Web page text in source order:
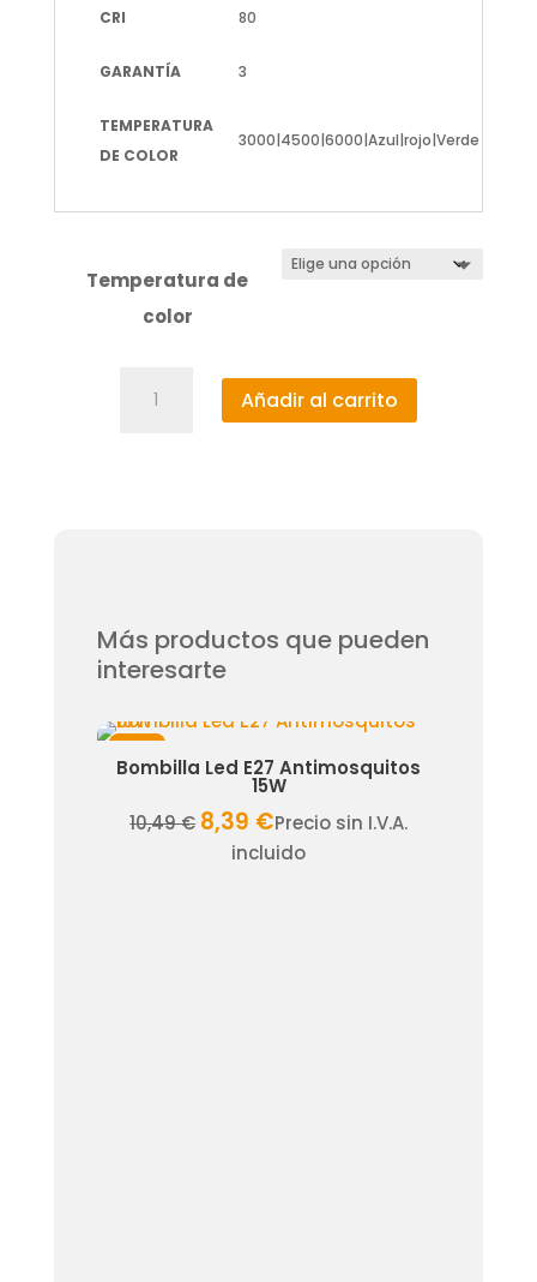
CRI 80
GARANTÍA 3
TEMPERATURA
DE COLOR
3000|4500|6000|Azul|rojo|Verde
Temperatura de
color
Led/m
-
Metros
cantidad
Añadir al carrito
Más productos que pueden
interesarte
¡Oferta!
Bombilla Led E27 Antimosquitos
15W
10,49€ El
precio
8,39 €El
precio
Precio sin I.V.A.
incluido